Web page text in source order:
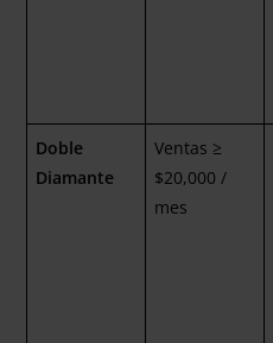
Doble
Diamante
Ventas ≥
$20,000 /
mes